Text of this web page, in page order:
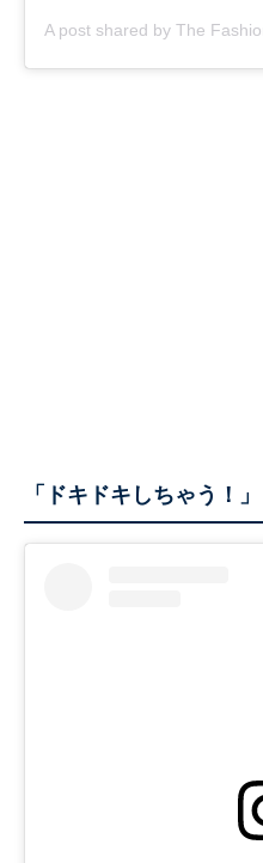
A post shared by The
「ドキドキしちゃう！」